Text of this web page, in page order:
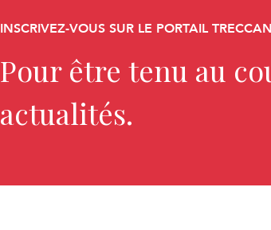
INSCRIVEZ-VOUS SUR LE PORTAIL
Pour être tenu au
actualités.